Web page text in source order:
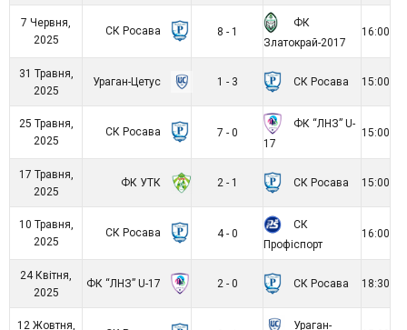
7 Червня,
2025
СК Росава 8 - 1
ФК
Златокрай-2017
16:00
31 Травня,
2025
Ураган-Цетус 1 - 3 СК Росава 15:00
25 Травня,
2025
СК Росава 7 - 0
ФК “ЛНЗ” U-
17
15:00
17 Травня,
2025
ФК УТК 2 - 1 СК Росава 15:00
10 Травня,
2025
СК Росава 4 - 0
СК
Профіспорт
16:00
24 Квітня,
2025
ФК “ЛНЗ” U-17 2 - 0 СК Росава 18:30
12 Жовтня,
Ураган-